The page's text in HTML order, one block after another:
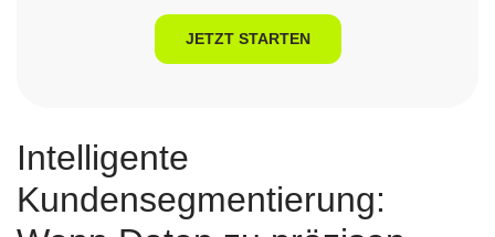
JETZT STARTEN
Intelligente
Kundensegmentierung: